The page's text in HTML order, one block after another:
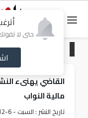
حتى لا
أردنيات
القاضي يهنىء
مالية النواب
تاريخ النشر : السبت - 6-12-2025 - 4:36 PM